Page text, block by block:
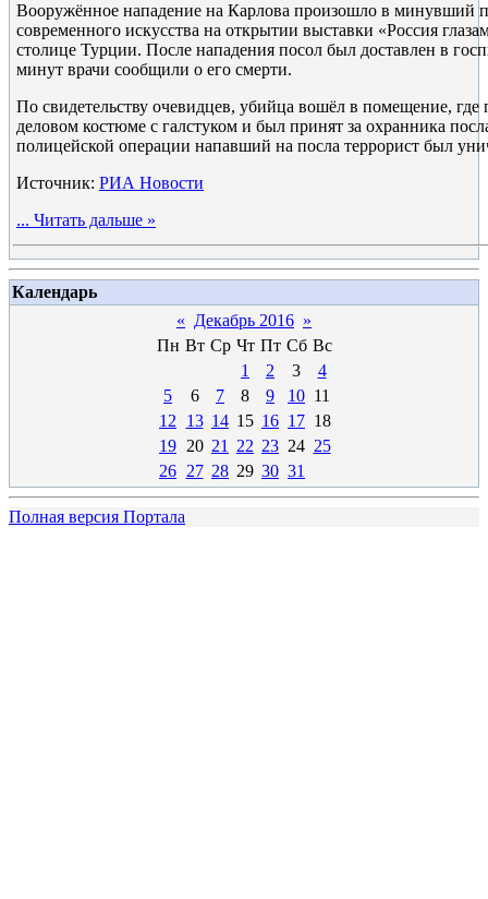
Вооружённое нападение на Карлова произошло в минувший
современного искусства на открытии выставки «Россия
столице Турции. После нападения посол был доставлен в
минут врачи сообщили о его смерти.
По свидетельству очевидцев, убийца вошёл в помещение, где
деловом костюме с галстуком и был принят за охранника
полицейской операции напавший на посла террорист был
Источник: РИА Новости
... Читать дальше »
Календарь
« Декабрь 2016 »
Пн Вт Ср Чт Пт Сб Вс
1
2 3
4
5
6 7 8 9 10 11
12
13 14 15 16 17 18
19 20 21 22 23 24 25
26 27 28 29 30 31
Полная версия Портала